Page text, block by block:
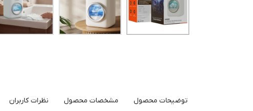
توضیحات محصول مشخصات محصول نظرات کاربران